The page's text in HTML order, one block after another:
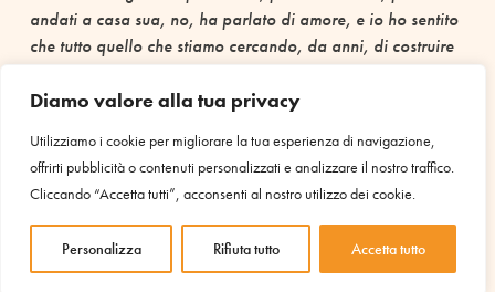
Diamo valore alla tua privacy
Utilizziamo i cookie per migliorare la tua esperienza di navigazione,
offrirti pubblicità o contenuti personalizzati e analizzare il nostro traffico.
Cliccando “Accetta tutti”, acconsenti al nostro utilizzo dei cookie.
Personalizza Rifiuta tutto Accetta tutto
andati a casa sua, no, ha parlato di amore, e io ho sentito
che tutto quello che stiamo cercando, da anni, di costruire
IL TUO SOSTEGNO È
INDISPENSABILE PER AVVIARE
ALTRI PROGETTI COME QUESTO